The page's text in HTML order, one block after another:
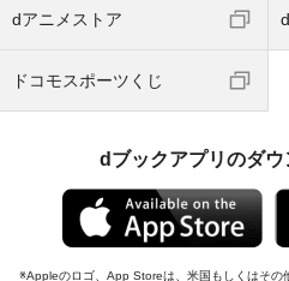
dアニメストア
ドコモスポーツくじ
dブックアプリのダウ
Appleのロゴ、App Storeは、米国もしくはそ